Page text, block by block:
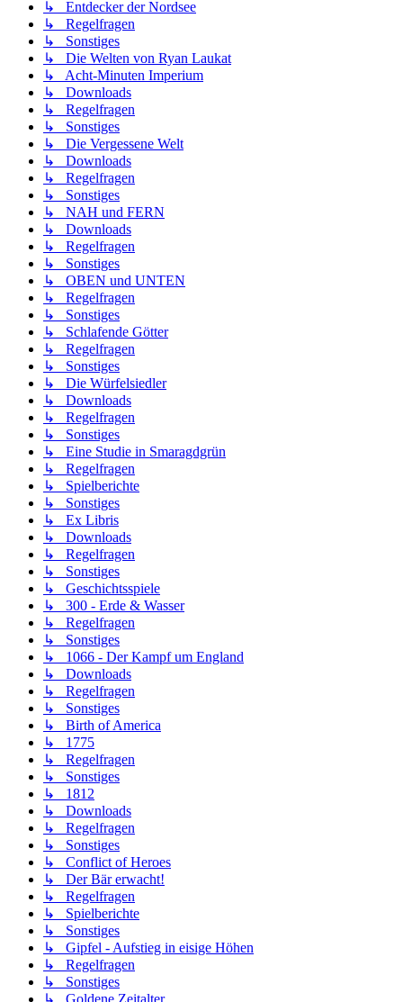
↳ Entdecker der Nordsee
↳ Regelfragen
↳ Sonstiges
↳ Die Welten von Ryan Laukat
↳ Acht-Minuten Imperium
↳ Downloads
↳ Regelfragen
↳ Sonstiges
↳ Die Vergessene Welt
↳ Downloads
↳ Regelfragen
↳ Sonstiges
↳ NAH und FERN
↳ Downloads
↳ Regelfragen
↳ Sonstiges
↳ OBEN und UNTEN
↳ Regelfragen
↳ Sonstiges
↳ Schlafende Götter
↳ Regelfragen
↳ Sonstiges
↳ Die Würfelsiedler
↳ Downloads
↳ Regelfragen
↳ Sonstiges
↳ Eine Studie in Smaragdgrün
↳ Regelfragen
↳ Spielberichte
↳ Sonstiges
↳ Ex Libris
↳ Downloads
↳ Regelfragen
↳ Sonstiges
↳ Geschichtsspiele
↳ 300 - Erde & Wasser
↳ Regelfragen
↳ Sonstiges
↳ 1066 - Der Kampf um England
↳ Downloads
↳ Regelfragen
↳ Sonstiges
↳ Birth of America
↳ 1775
↳ Regelfragen
↳ Sonstiges
↳ 1812
↳ Downloads
↳ Regelfragen
↳ Sonstiges
↳ Conflict of Heroes
↳ Der Bär erwacht!
↳ Regelfragen
↳ Spielberichte
↳ Sonstiges
↳ Gipfel - Aufstieg in eisige Höhen
↳ Regelfragen
↳ Sonstiges